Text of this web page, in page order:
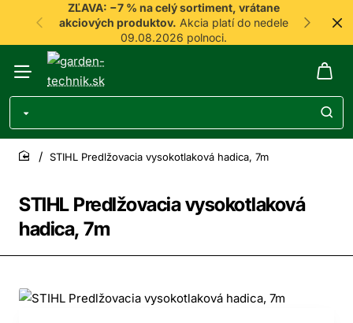
ZĽAVA: −7 % na celý sortiment, vrátane
akciových produktov. Akcia platí do nedele
09.08.2026 polnoci.
STIHL Predlžovacia vysokotlaková
hadica, 7m
home
STIHL Predlžovacia vysokotlaková hadica, 7m